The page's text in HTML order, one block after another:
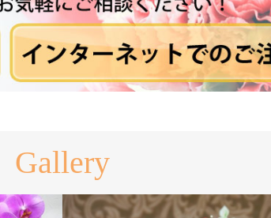
Gallery